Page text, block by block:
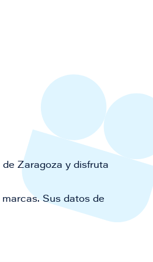
Zaragoza y disfruta
Sus datos de